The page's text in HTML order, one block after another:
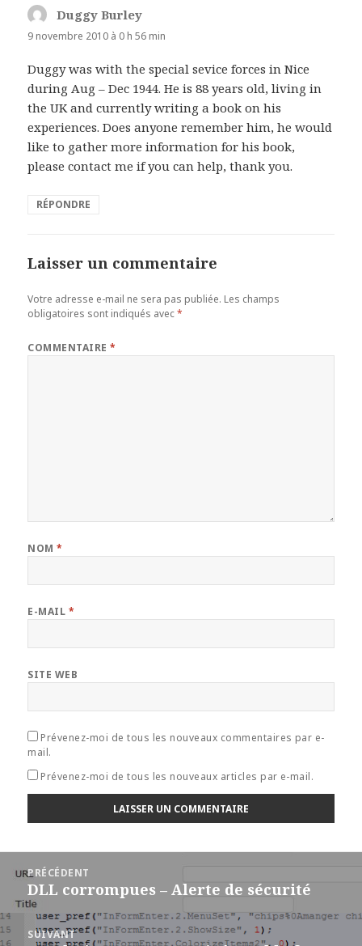
Duggy Burley
i
:
9 novembre 2010 à 0 h 56 min
Duggy was with the special sevice forces in Nice
during Aug – Dec 1944. He is 88 years old, living in
the UK and currently writing a book on his
experiences. Does anyone remember him, he would
like to gather more information for his book,
please contact me if you can help, thank you.
RÉPONDRE
Laisser un commentaire
Votre adresse e-mail ne sera pas publiée. Les champs
obligatoires sont indiqués avec*
COMMENTAIRE*
NOM*
E-MAIL *
SITE WEB
Prévenez-moi de tous les nouveaux commentaires par e-
mail.
Prévenez-moi de tous les nouveaux articles par e-mail.
l’article
PRÉCÉDENT
Article
précédent :
DLL corrompues – Alerte de sécurité
SUIVANT